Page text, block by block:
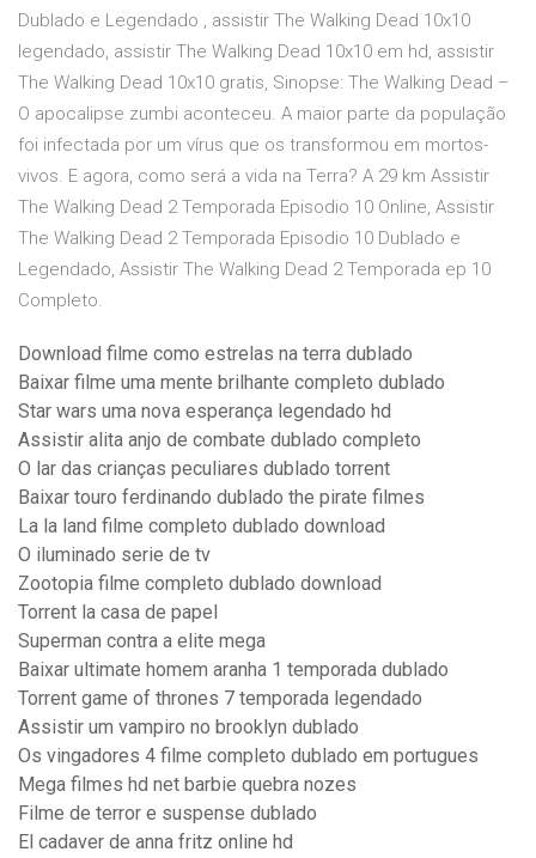
Dublado e Legendado , assistir The Walking Dead 10x10
legendado, assistir The Walking Dead 10x10 em hd, assistir
The Walking Dead 10x10 gratis, Sinopse: The Walking Dead –
O apocalipse zumbi aconteceu. A maior parte da população
foi infectada por um vírus que os transformou em mortos-
vivos. E agora, como será a vida na Terra? A 29 km Assistir
The Walking Dead 2 Temporada Episodio 10 Online, Assistir
The Walking Dead 2 Temporada Episodio 10 Dublado e
Legendado, Assistir The Walking Dead 2 Temporada ep 10
Completo.
Download filme como estrelas na terra dublado
Baixar filme uma mente brilhante completo dublado
Star wars uma nova esperança legendado hd
Assistir alita anjo de combate dublado completo
O lar das crianças peculiares dublado torrent
Baixar touro ferdinando dublado the pirate filmes
La la land filme completo dublado download
O iluminado serie de tv
Zootopia filme completo dublado download
Torrent la casa de papel
Superman contra a elite mega
Baixar ultimate homem aranha 1 temporada dublado
Torrent game of thrones 7 temporada legendado
Assistir um vampiro no brooklyn dublado
Os vingadores 4 filme completo dublado em portugues
Mega filmes hd net barbie quebra nozes
Filme de terror e suspense dublado
El cadaver de anna fritz online hd